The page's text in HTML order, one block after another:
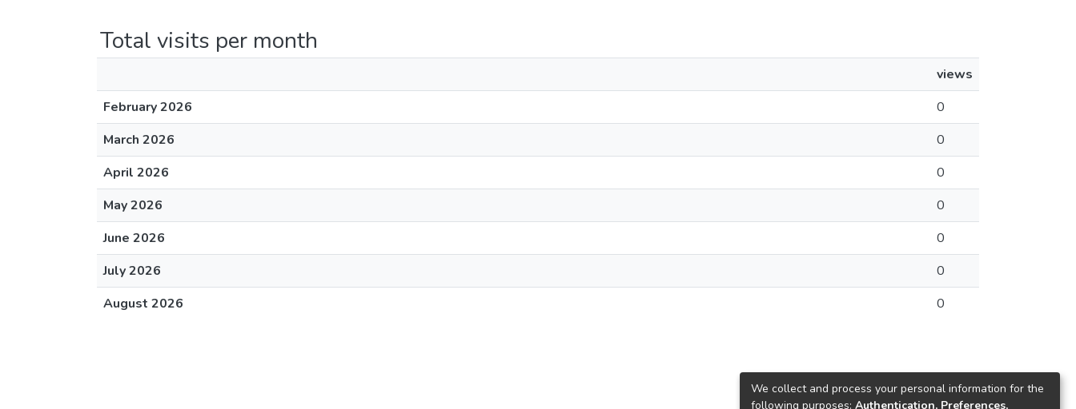
Total visits per month
views
February 2026
0
March 2026
0
April 2026
0
May 2026
0
June 2026
0
July 2026
0
August 2026
0
We collect and process your personal information for the
following purposes: Authentication, Preferences,